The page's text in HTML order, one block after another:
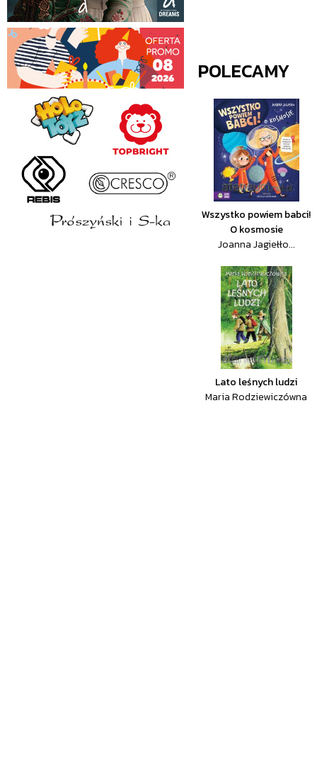
POLECAMY
Wszystko powiem babci!
O kosmosie
Joanna Jagiełło...
Lato leśnych ludzi
Maria Rodziewiczówna